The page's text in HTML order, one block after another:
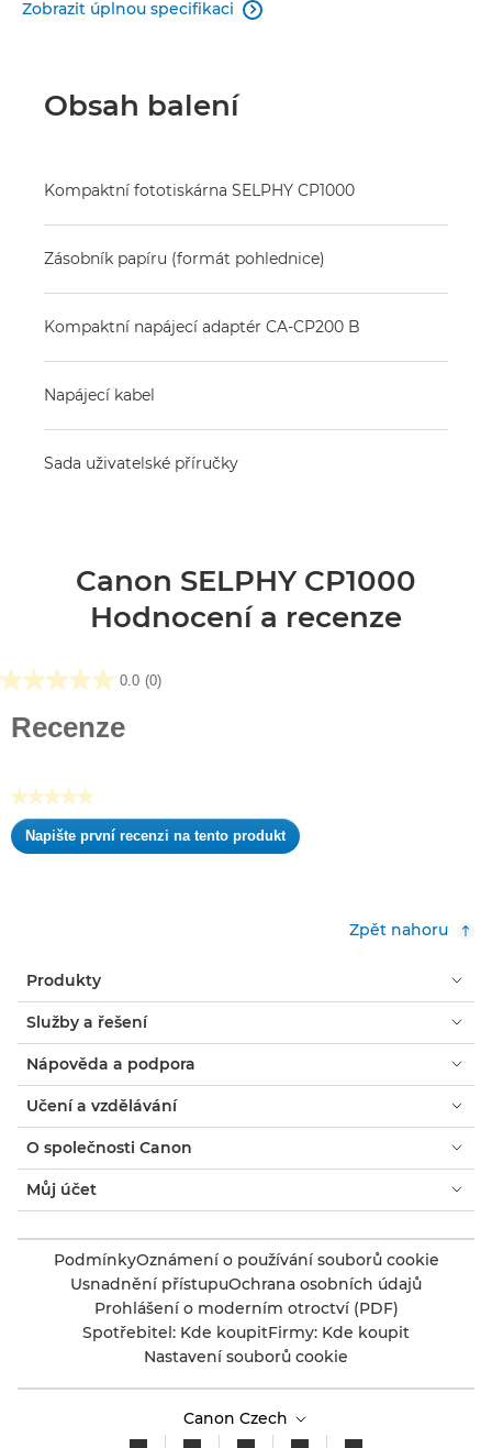
Zobrazit úplnou specifikaci 
Obsah balení
Kompaktní fototiskárna SELPHY CP1000
Zásobník papíru (formát pohlednice)
Kompaktní napájecí adaptér CA-CP200 B
Napájecí kabel
Sada uživatelské příručky
Canon SELPHY CP1000
Hodnocení a recenze
0.0 (0)
0.0
Recenze
★★★★★
Žádná
hodnota
Napište první recenzi na tento produkt
.
Zpět nahoru
Produkty
Služby a řešení
Nápověda a podpora
Učení a vzdělávání
O společnosti Canon
Můj účet
PodmínkyOznámení o používání souborů cookie
Usnadnění přístupuOchrana osobních údajů
Prohlášení o moderním otroctví (PDF)
Spotřebitel: Kde koupitFirmy: Kde koupit
Nastavení souborů cookie
Canon Czech